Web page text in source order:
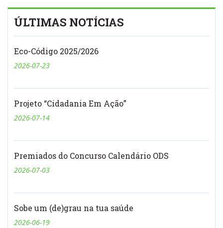
ÚLTIMAS NOTÍCIAS
Eco-Código 2025/2026
2026-07-23
Projeto “Cidadania Em Ação”
2026-07-14
Premiados do Concurso Calendário ODS
2026-07-03
Sobe um (de)grau na tua saúde
2026-06-19